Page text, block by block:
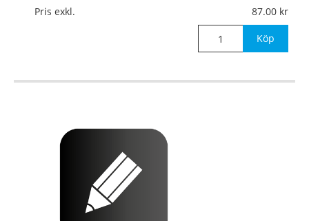
Pris exkl. 87.00
Köp